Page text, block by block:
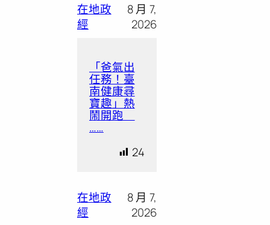
在地政
經
8 月 7,
2026
「爸氣出
任務！臺
南健康尋
寶趣」熱
鬧開跑
……
24
在地政
經
8 月 7,
2026